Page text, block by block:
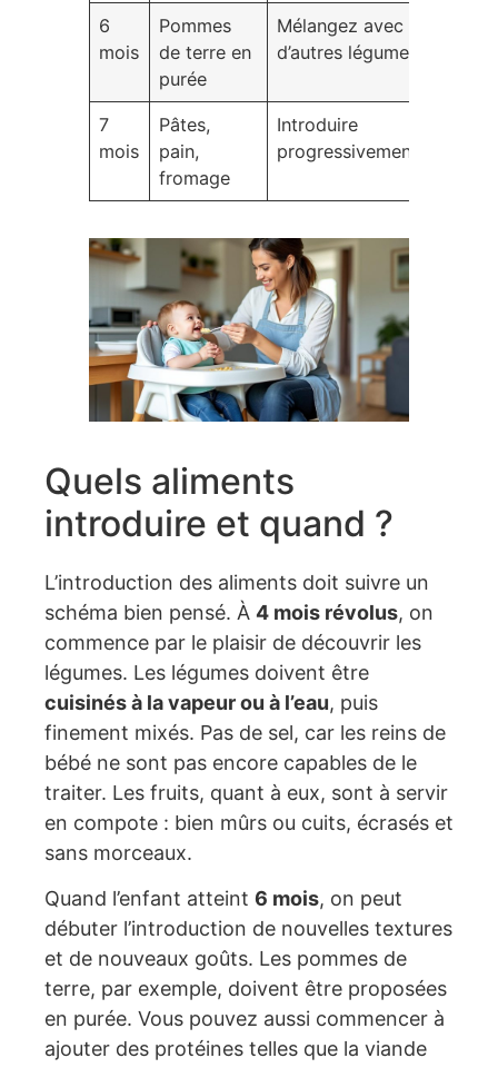
6
mois
Pommes
de terre en
purée
Mélangez avec
d’autres légumes.
7
mois
Pâtes,
pain,
fromage
Introduire
progressivement.
Quels aliments
introduire et quand ?
L’introduction des aliments doit suivre un
schéma bien pensé. À 4 mois révolus, on
commence par le plaisir de découvrir les
légumes. Les légumes doivent être
cuisinés à la vapeur ou à l’eau, puis
finement mixés. Pas de sel, car les reins de
bébé ne sont pas encore capables de le
traiter. Les fruits, quant à eux, sont à servir
en compote : bien mûrs ou cuits, écrasés et
sans morceaux.
Quand l’enfant atteint 6 mois, on peut
débuter l’introduction de nouvelles textures
et de nouveaux goûts. Les pommes de
terre, par exemple, doivent être proposées
en purée. Vous pouvez aussi commencer à
ajouter des protéines telles que la viande